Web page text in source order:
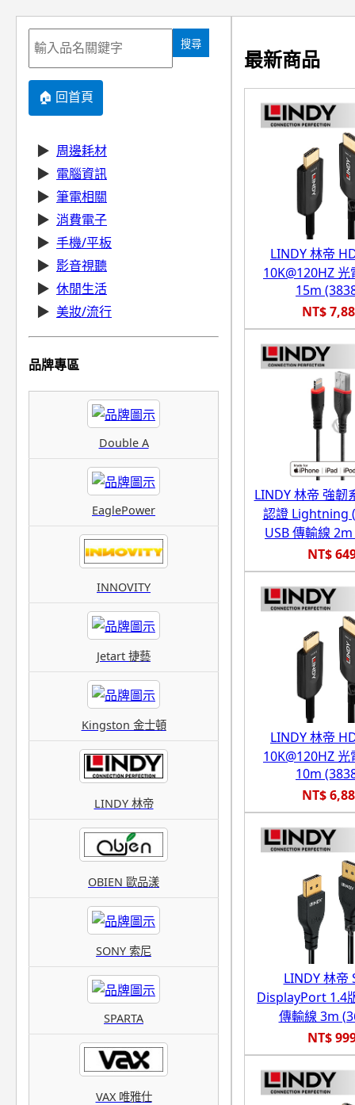
搜尋
🏠 回首頁
▶ 周邊耗材
▶ 電腦資訊
▶ 筆電相關
▶ 消費電子
▶ 手機/平板
▶ 影音視聽
▶ 休閒生活
▶ 美妝/流行
品牌專區
Double A
EaglePower
INNOVITY
Jetart 捷藝
Kingston 金士頓
LINDY 林帝
OBIEN 歐品漾
SONY 索尼
SPARTA
VAX 唯雅仕
最新商品
LINDY 林帝
10K@120HZ
15m
NT$
LINDY 林帝 強韌
認證 Lightning
USB 傳輸線
NT$
LINDY 林帝
10K@120HZ
10m
NT$
LINDY 林帝
DisplayPort 1.4
傳輸線 3m
NT$